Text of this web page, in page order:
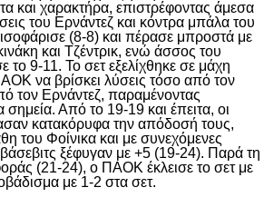
και χαρακτήρα, επιστρέφοντας άμεσα
του Ερνάντεζ και κόντρα μπάλα του
(8-8) και πέρασε μπροστά με
και Τζέντρικ, ενώ άσσος του
το 9-11. Το σετ εξελίχθηκε σε μάχη
να βρίσκει λύσεις τόσο από τον
τον Ερνάντεζ, παραμένοντας
σημεία. Από το 19-19 και έπειτα, οι
κατακόρυφα την απόδοσή τους,
του Φοίνικα και με συνεχόμενες
ξέφυγαν με +5 (19-24). Παρά τη
(21-24), ο ΠΑΟΚ έκλεισε το σετ με
με 1-2 στα σετ.